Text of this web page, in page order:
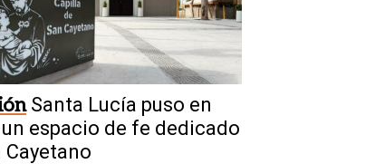
Santa Lucía puso en
espacio de fe dedicado
Cayetano